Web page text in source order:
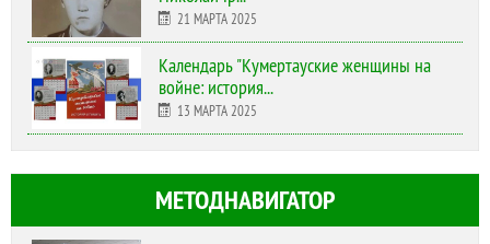
21 МАРТА 2025
Календарь "Кумертауские женщины на
войне: история...
13 МАРТА 2025
МЕТОДНАВИГАТОР